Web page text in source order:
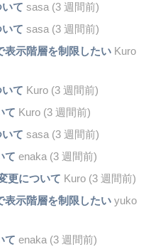
て sasa (3 週間前)
て sasa (3 週間前)
表示階層を制限したいKuro
て Kuro (3 週間前)
て Kuro (3 週間前)
て sasa (3 週間前)
て enaka (3 週間前)
更について Kuro (3 週間前)
表示階層を制限したいyuko
て enaka (3 週間前)